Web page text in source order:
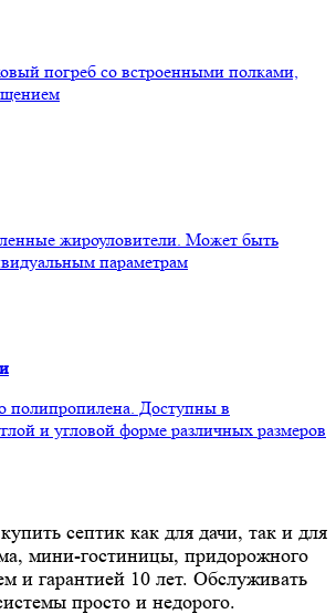
погреб со встроенными полками,
жироуловители. Может быть
параметрам
полипропилена. Доступны в
и угловой форме различных размеров
септик как для дачи, так и для
мини-гостиницы, придорожного
и гарантией 10 лет. Обслуживать
просто и недорого.